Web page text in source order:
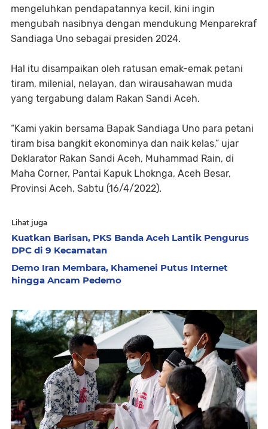
mengeluhkan pendapatannya kecil, kini ingin
mengubah nasibnya dengan mendukung Menparekraf
Sandiaga Uno sebagai presiden 2024.
Hal itu disampaikan oleh ratusan emak-emak petani
tiram, milenial, nelayan, dan wirausahawan muda
yang tergabung dalam Rakan Sandi Aceh.
“Kami yakin bersama Bapak Sandiaga Uno para petani
tiram bisa bangkit ekonominya dan naik kelas,” ujar
Deklarator Rakan Sandi Aceh, Muhammad Rain, di
Maha Corner, Pantai Kapuk Lhoknga, Aceh Besar,
Provinsi Aceh, Sabtu (16/4/2022).
Lihat juga
Kuatkan Barisan, PKS Banda Aceh Lantik Pengurus
DPC di 9 Kecamatan
Demo Iran Membara, Khamenei Putus Internet
hingga Ancam Pedemo